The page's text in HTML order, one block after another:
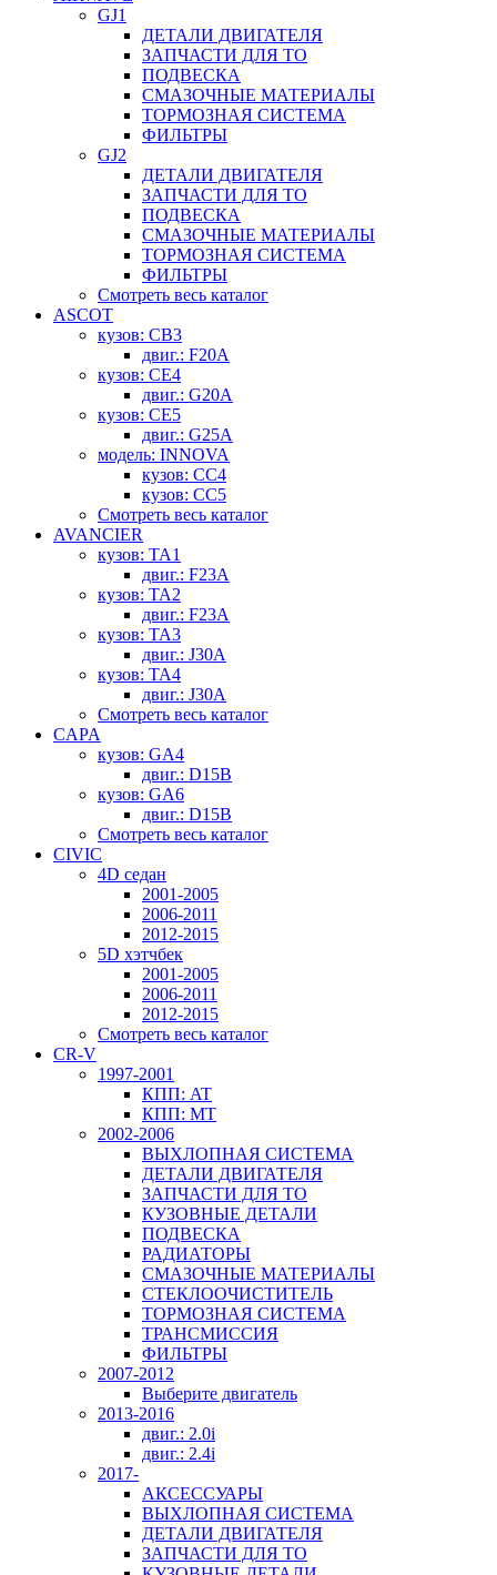
GJ1
ДЕТАЛИ ДВИГАТЕЛЯ
ЗАПЧАСТИ ДЛЯ ТО
ПОДВЕСКА
СМАЗОЧНЫЕ МАТЕРИАЛЫ
ТОРМОЗНАЯ СИСТЕМА
ФИЛЬТРЫ
GJ2
ДЕТАЛИ ДВИГАТЕЛЯ
ЗАПЧАСТИ ДЛЯ ТО
ПОДВЕСКА
СМАЗОЧНЫЕ МАТЕРИАЛЫ
ТОРМОЗНАЯ СИСТЕМА
ФИЛЬТРЫ
Смотреть весь каталог
ASCOT
кузов: CB3
двиг.: F20A
кузов: CE4
двиг.: G20A
кузов: CE5
двиг.: G25A
модель: INNOVA
кузов: CC4
кузов: CC5
Смотреть весь каталог
AVANCIER
кузов: TA1
двиг.: F23A
кузов: TA2
двиг.: F23A
кузов: TA3
двиг.: J30A
кузов: TA4
двиг.: J30A
Смотреть весь каталог
CAPA
кузов: GA4
двиг.: D15B
кузов: GA6
двиг.: D15B
Смотреть весь каталог
CIVIC
4D седан
2001-2005
2006-2011
2012-2015
5D хэтчбек
2001-2005
2006-2011
2012-2015
Смотреть весь каталог
CR-V
1997-2001
КПП: AT
КПП: MT
2002-2006
ВЫХЛОПНАЯ СИСТЕМА
ДЕТАЛИ ДВИГАТЕЛЯ
ЗАПЧАСТИ ДЛЯ ТО
КУЗОВНЫЕ ДЕТАЛИ
ПОДВЕСКА
РАДИАТОРЫ
СМАЗОЧНЫЕ МАТЕРИАЛЫ
СТЕКЛООЧИСТИТЕЛЬ
ТОРМОЗНАЯ СИСТЕМА
ТРАНСМИССИЯ
ФИЛЬТРЫ
2007-2012
Выберите двигатель
2013-2016
двиг.: 2.0i
двиг.: 2.4i
2017-
АКСЕССУАРЫ
ВЫХЛОПНАЯ СИСТЕМА
ДЕТАЛИ ДВИГАТЕЛЯ
ЗАПЧАСТИ ДЛЯ ТО